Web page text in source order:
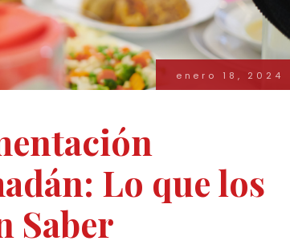
enero 18, 2024
Lo que los
Saber